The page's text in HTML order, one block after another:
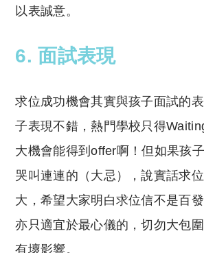
以表誠意。
6. 面試表現
求位成功機會其實與孩子面試的
子表現不錯，熱門學校只得
大機會能得到offer啊！但如果孩
哭叫連連的（大忌），說實話求
大，希望大家明白求位信不是百
亦只適宜於最心儀的，切勿大包
有壞影響。